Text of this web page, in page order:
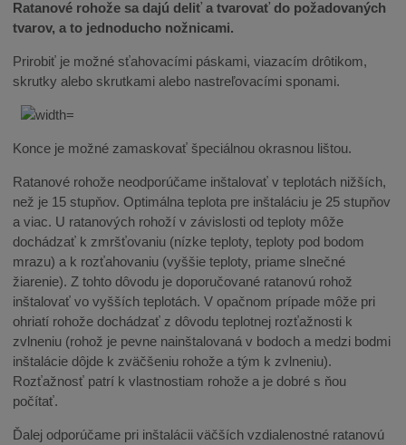
Ratanové rohože sa dajú deliť a tvarovať do požadovaných
tvarov, a to jednoducho nožnicami.
Prirobiť je možné sťahovacími páskami, viazacím drôtikom,
skrutky alebo skrutkami alebo nastreľovacími sponami.
Konce je možné zamaskovať špeciálnou okrasnou lištou.
Ratanové rohože neodporúčame inštalovať v teplotách nižších,
než je 15 stupňov. Optimálna teplota pre inštaláciu je 25 stupňov
a viac. U ratanových rohoží v závislosti od teploty môže
dochádzať k zmršťovaniu (nízke teploty, teploty pod bodom
mrazu) a k rozťahovaniu (vyššie teploty, priame slnečné
žiarenie). Z tohto dôvodu je doporučované ratanovú rohož
inštalovať vo vyšších teplotách. V opačnom prípade môže pri
ohriatí rohože dochádzať z dôvodu teplotnej rozťažnosti k
zvlneniu (rohož je pevne nainštalovaná v bodoch a medzi bodmi
inštalácie dôjde k zväčšeniu rohože a tým k zvlneniu).
Rozťažnosť patrí k vlastnostiam rohože a je dobré s ňou
počítať.
Ďalej odporúčame pri inštalácii väčších vzdialenostné ratanovú